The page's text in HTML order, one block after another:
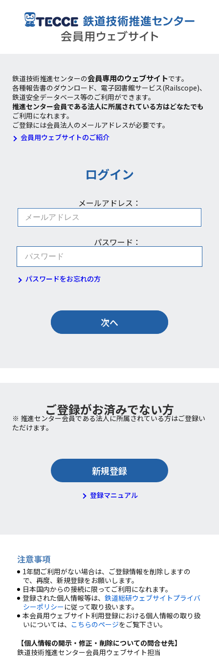
鉄道技術推進センターの会員専用のウェブサイトです。
各種報告書のダウンロード、電子図書館サービス(Railscope)、
鉄道安全データベース等のご利用ができます。
推進センター会員である法人に所属されている方はどなたでも
ご利用になれます。
ご登録には会員法人のメールアドレスが必要です。
会員用ウェブサイトのご紹介
ログイン
メールアドレス：
パスワード：
パスワードをお忘れの方
次へ
ご登録がお済みでない方
※ 推進センター会員である法人に所属されている方はご登録い
ただけます。
新規登録
登録マニュアル
注意事項
1年間ご利用がない場合は、ご登録情報を削除しますの
で、再度、新規登録をお願いします。
日本国内からの接続に限ってご利用になれます。
登録された個人情報等は、 鉄道総研ウェブサイトプライバ
シーポリシーに従って取り扱います。
本会員用ウェブサイト利用登録における個人情報の取り扱
いについては、 こちらのページをご覧下さい。
【個人情報の開示・修正・削除についての問合せ先】
鉄道技術推進センター会員用ウェブサイト担当